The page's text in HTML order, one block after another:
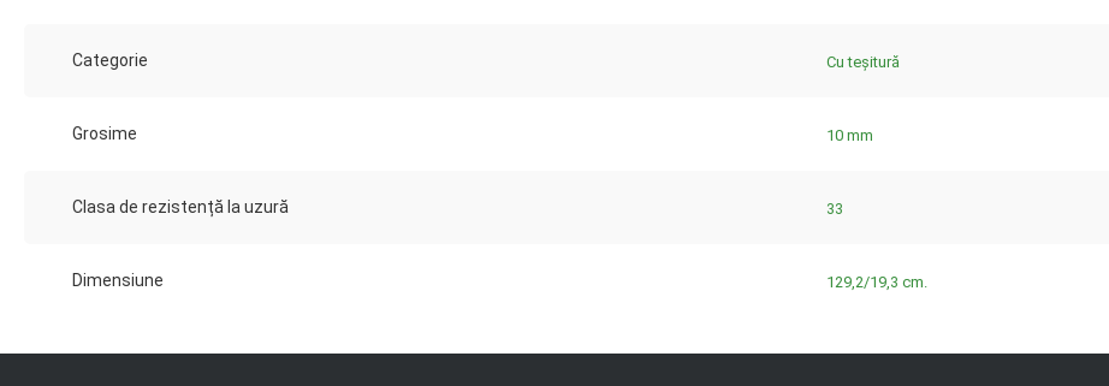
Categorie Cu teșitură
Grosime 10 mm
Clasa de rezistență la uzură 33
Dimensiune 129,2/19,3 cm.